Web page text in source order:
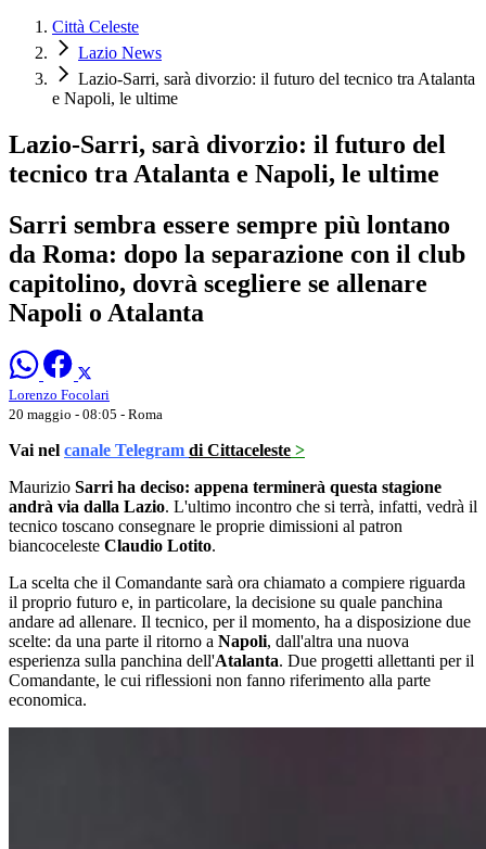
Città Celeste
Lazio News
Lazio-Sarri, sarà divorzio: il futuro del tecnico tra Atalanta
e Napoli, le ultime
Lazio-Sarri, sarà divorzio: il futuro del
tecnico tra Atalanta e Napoli, le ultime
Sarri sembra essere sempre più lontano
da Roma: dopo la separazione con il club
capitolino, dovrà scegliere se allenare
Napoli o Atalanta
Lorenzo Focolari
20 maggio - 08:05 - Roma
Vai nel canale Telegram di Cittaceleste >
Maurizio Sarri ha deciso: appena terminerà questa stagione
andrà via dalla Lazio. L'ultimo incontro che si terrà, infatti, vedrà il
tecnico toscano consegnare le proprie dimissioni al patron
biancoceleste Claudio Lotito.
La scelta che il Comandante sarà ora chiamato a compiere riguarda
il proprio futuro e, in particolare, la decisione su quale panchina
andare ad allenare. Il tecnico, per il momento, ha a disposizione due
scelte: da una parte il ritorno a Napoli, dall'altra una nuova
esperienza sulla panchina dell'Atalanta. Due progetti allettanti per il
Comandante, le cui riflessioni non fanno riferimento alla parte
economica.